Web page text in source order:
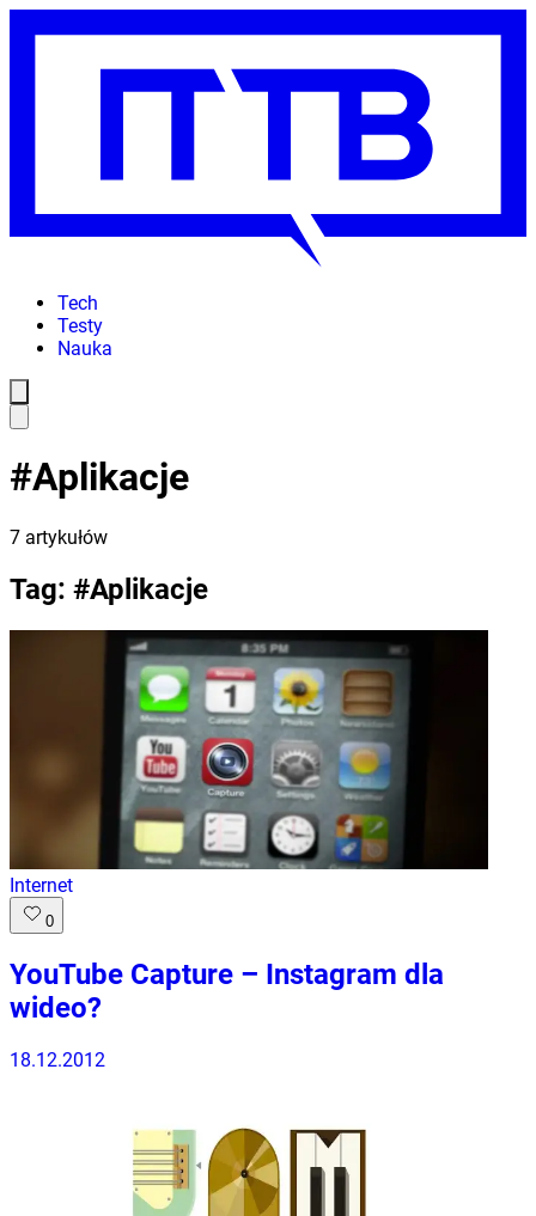
Tech
Testy
Nauka
#Aplikacje
7 artykułów
Tag: #Aplikacje
Internet
0
YouTube Capture – Instagram dla
wideo?
18.12.2012